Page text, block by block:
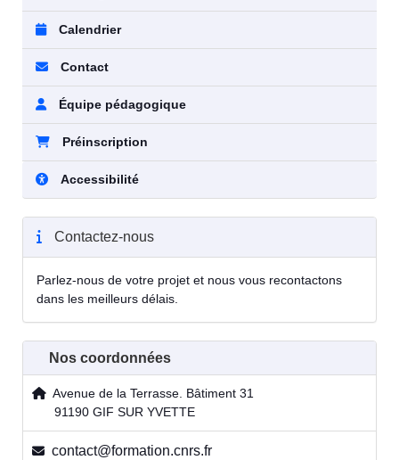
Calendrier
Contact
Équipe pédagogique
Préinscription
Accessibilité
Contactez-nous
Parlez-nous de votre projet et nous vous recontactons
dans les meilleurs délais.
Nos coordonnées
Avenue de la Terrasse. Bâtiment 31
91190 GIF SUR YVETTE
contact@formation.cnrs.fr